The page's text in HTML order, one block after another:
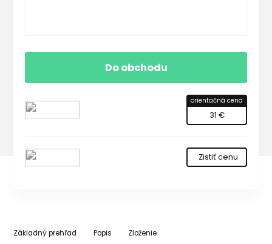
Do obchodu
orientačná cena
31 €
Zistiť cenu
Základný prehľad Popis Zloženie